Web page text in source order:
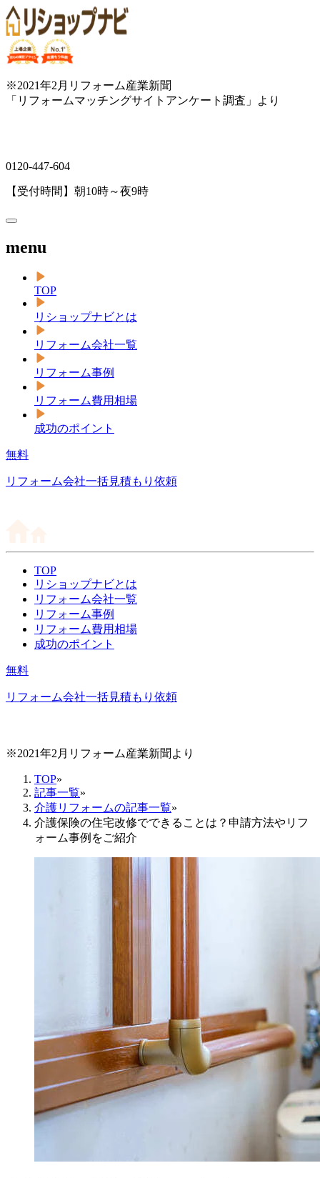
※2021年2月リフォーム産業新聞
「リフォームマッチングサイトアンケート調査」より
0120-447-604
【受付時間】朝10時～夜9時
menu
TOP
リショップナビとは
リフォーム会社一覧
リフォーム事例
リフォーム費用相場
成功のポイント
無料
リフォーム会社一括見積もり依頼
TOP
リショップナビとは
リフォーム会社一覧
リフォーム事例
リフォーム費用相場
成功のポイント
無料
リフォーム会社一括見積もり依頼
※2021年2月リフォーム産業新聞より
TOP»
記事一覧»
介護リフォームの記事一覧»
介護保険の住宅改修でできることは？申請方法やリフ
ォーム事例をご紹介